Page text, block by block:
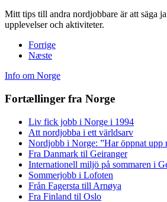
Mitt tips till andra nordjobbare är att säga
upplevelser och aktiviteter.
Forrige
Næste
Info om Norge
Fortællinger fra Norge
Liv fick jobb i Norge i 1994
Att nordjobba i ett världsarv
Nordjobb i Norge: ”Har öppnat upp
Fra Danmark til Geiranger
Internationell miljö på sommaren i
Sommerjobb i Lofoten
Från Fagersta till Arnøya
Fra Finland til Oslo